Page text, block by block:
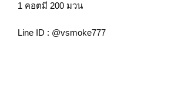
1 คอตมี 200 มวน
Line ID : @vsmoke777